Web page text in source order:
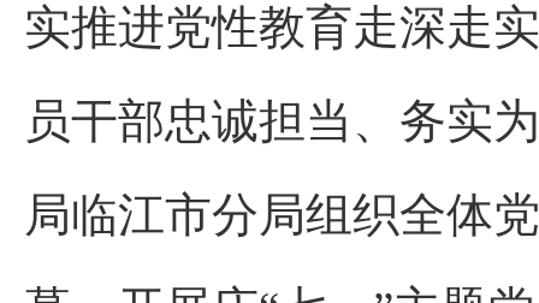
实推进党性教育走深走
员干部忠诚担当、务实
局临江市分局组织全体